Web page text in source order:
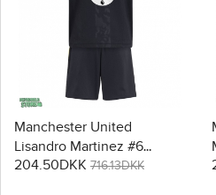
Manchester United
Lisandro Martinez #6
Replika Babytøj Tredje sæt
204.50DKK 716.13DKK